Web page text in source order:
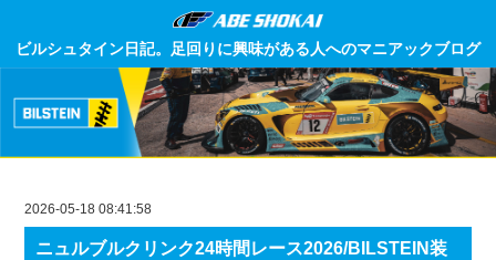
ビルシュタイン日記。足回りに興味がある人へのマニアックブログ
2026-05-18 08:41:58
ニュルブルクリンク24時間レース2026/BILSTEIN装